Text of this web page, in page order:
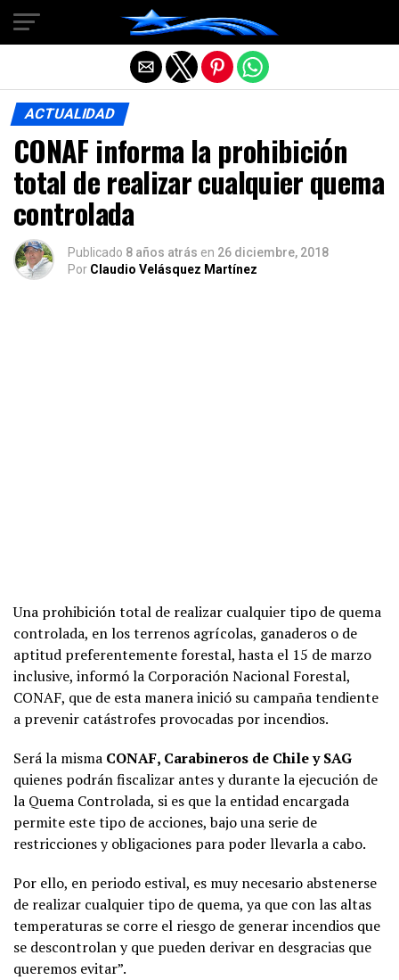
ACTUALIDAD
CONAF informa la prohibición
total de realizar cualquier quema
controlada
Publicado 8 años atrás en 26 diciembre, 2018
Por Claudio Velásquez Martínez
Una prohibición total de realizar cualquier tipo de quema
controlada, en los terrenos agrícolas, ganaderos o de
aptitud preferentemente forestal, hasta el 15 de marzo
inclusive, informó la Corporación Nacional Forestal,
CONAF, que de esta manera inició su campaña tendiente
a prevenir catástrofes provocadas por incendios.
Será la misma CONAF, Carabineros de Chile y SAG
quienes podrán fiscalizar antes y durante la ejecución de
la Quema Controlada, si es que la entidad encargada
permite este tipo de acciones, bajo una serie de
restricciones y obligaciones para poder llevarla a cabo.
Por ello, en periodo estival, es muy necesario abstenerse
de realizar cualquier tipo de quema, ya que con las altas
temperaturas se corre el riesgo de generar incendios que
se descontrolan y que pueden derivar en desgracias que
queremos evitar”.
Salir de la versión móvil